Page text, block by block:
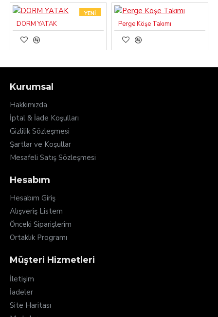
YENI
DORM YATAK Perge Köşe Takımı
Kurumsal
Hakkımızda
İptal & İade Koşulları
Gizlilik Sözleşmesi
Şartlar ve Koşullar
Mesafeli Satış Sözleşmesi
Hesabım
Hesabım Giriş
Alışveriş Listem
Önceki Siparişlerim
Ortaklık Programı
Müşteri Hizmetleri
İletişim
İadeler
Site Haritası